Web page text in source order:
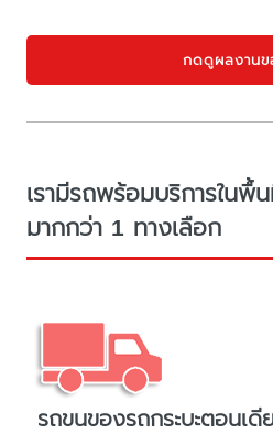
กดดูผลงานข
เรามีรถพร้อมบริการในพื้
มากกว่า 1 ทางเลือก
รถขนของรถกระบะตอนเดี